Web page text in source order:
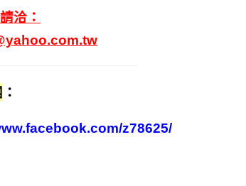
洽：
：
z78625/